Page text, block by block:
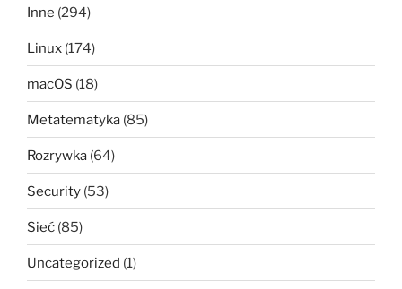
Inne (294)
Linux (174)
macOS (18)
Metatematyka (85)
Rozrywka (64)
Security (53)
Sieć (85)
Uncategorized (1)